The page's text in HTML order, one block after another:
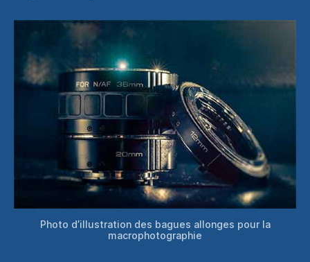
Photo d’illustration des bagues allonges pour la
macrophotographie